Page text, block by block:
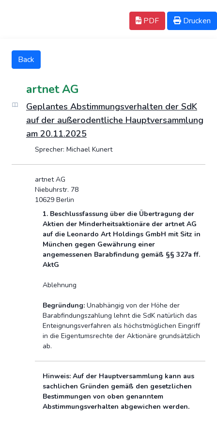
Drucken
PDF
Back
artnet AG
Geplantes Abstimmungsverhalten der SdK
auf der außerodentliche Hauptversammlung
am 20.11.2025
Sprecher: Michael Kunert
artnet AG
Niebuhrstr. 78
10629 Berlin
1. Beschlussfassung über die Übertragung der
Aktien der Minderheitsaktionäre der artnet AG
auf die Leonardo Art Holdings GmbH mit Sitz in
München gegen Gewährung einer
angemessenen Barabfindung gemäß §§ 327a ff.
AktG
Ablehnung
Begründung: Unabhängig von der Höhe der
Barabfindungszahlung lehnt die SdK natürlich das
Enteignungsverfahren als höchstmöglichen Eingriff
in die Eigentumsrechte der Aktionäre grundsätzlich
ab.
Hinweis: Auf der Hauptversammlung kann aus
sachlichen Gründen gemäß den gesetzlichen
Bestimmungen von oben genanntem
Abstimmungsverhalten abgewichen werden.